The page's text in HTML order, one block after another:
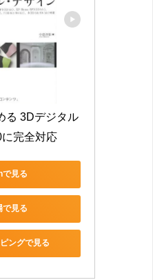
る 3Dデジタル
に完全対応
見る
で見る
ングで見る